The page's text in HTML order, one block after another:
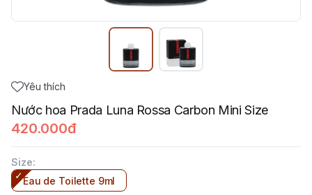
Yêu thích
Nước hoa Prada Luna Rossa Carbon Mini Size
420.000đ
Size:
Eau de Toilette 9ml